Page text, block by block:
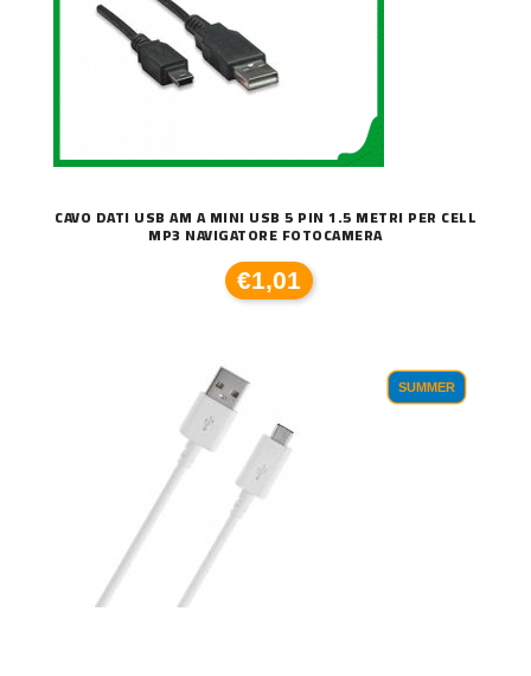
CAVO DATI USB AM A MINI USB 5 PIN 1.5 METRI PER CELL
MP3 NAVIGATORE FOTOCAMERA
€1,01
SUMMER